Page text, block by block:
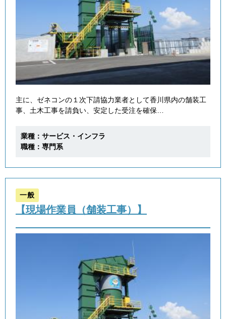
主に、ゼネコンの１次下請協力業者として香川県内の舗装工
事、土木工事を請負い、安定した受注を確保…
業種：サービス・インフラ
職種：専門系
一般
【現場作業員（舗装工事）】